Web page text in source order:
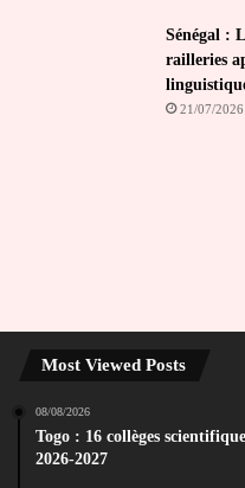
Sénégal :
railleries
21/07/2026
Most Viewed Posts
08/08/2026
Togo : 16 collèges
2026-2027